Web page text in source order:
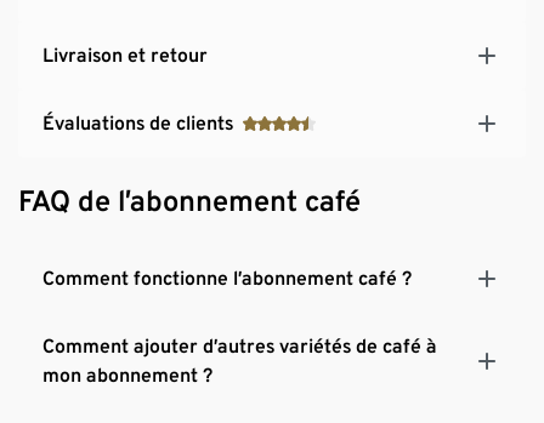
Livraison et retour
Évaluations de clients
FAQ de l’abonnement café
Comment fonctionne l’abonnement café ?
Comment ajouter d’autres variétés de café à
mon abonnement ?